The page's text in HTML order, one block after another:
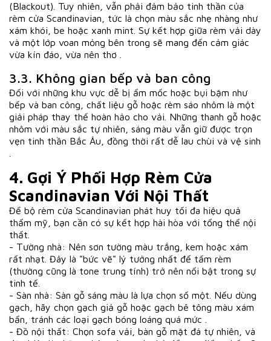
(Blackout). Tuy nhiên, vẫn phải đảm bảo tinh thần của
rèm cửa Scandinavian, tức là chọn màu sắc nhẹ nhàng như
xám khói, be hoặc xanh mint. Sự kết hợp giữa rèm vải dày
và một lớp voan mỏng bên trong sẽ mang đến cảm giác
vừa kín đáo, vừa nên thơ .
3.3. Không gian bếp và ban công
Đối với những khu vực dễ bị ẩm mốc hoặc bụi bặm như
bếp và ban công, chất liệu gỗ hoặc rèm sáo nhôm là một
giải pháp thay thế hoàn hảo cho vải. Những thanh gỗ hoặc
nhôm với màu sắc tự nhiên, sáng màu vẫn giữ được trọn
vẹn tinh thần Bắc Âu, đồng thời rất dễ lau chùi và vệ sinh
4. Gợi Ý Phối Hợp Rèm Cửa
Scandinavian Với Nội Thất
Để bộ rèm cửa Scandinavian phát huy tối đa hiệu quả
thẩm mỹ, bạn cần có sự kết hợp hài hòa với tổng thể nội
thất.
- Tường nhà: Nên sơn tường màu trắng, kem hoặc xám
rất nhạt. Đây là "bức vẽ" lý tưởng nhất để tấm rèm
(thường cũng là tone trung tính) trở nên nổi bật trong sự
tinh tế.
- Sàn nhà: Sàn gỗ sáng màu là lựa chọn số một. Nếu dùng
gạch, hãy chọn gạch giả gỗ hoặc gạch bê tông màu xám
bẩn, tránh các loại gạch bóng loáng quá mức .
- Đồ nội thất: Chọn sofa vải, bàn gỗ mặt đá tự nhiên, và